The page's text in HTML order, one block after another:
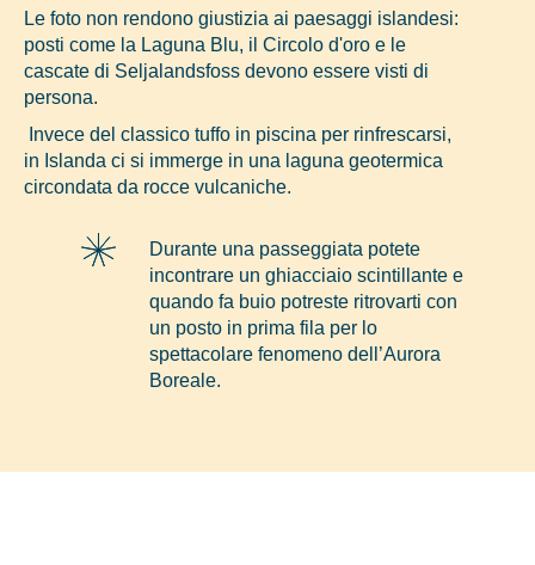
Le foto non rendono giustizia ai paesaggi islandesi:
posti come la Laguna Blu, il Circolo d'oro e le
cascate di Seljalandsfoss devono essere visti di
persona.
Invece del classico tuffo in piscina per rinfrescarsi,
in Islanda ci si immerge in una laguna geotermica
circondata da rocce vulcaniche.
Durante una passeggiata potete
incontrare un ghiacciaio scintillante e
quando fa buio potreste ritrovarti con
un posto in prima fila per lo
spettacolare fenomeno dell’Aurora
Boreale.